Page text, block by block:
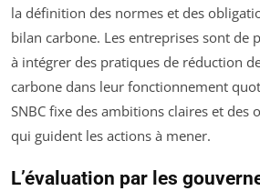
la définition des normes et des
bilan carbone. Les entreprises sont de
à intégrer des pratiques de réduction
carbone dans leur fonctionnement
SNBC fixe des ambitions claires et des
qui guident les actions à mener.
L’évaluation par les